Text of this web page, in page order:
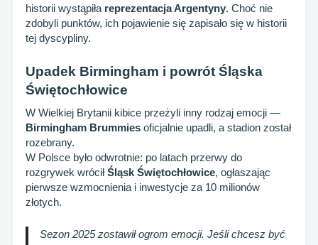
historii wystąpiła reprezentacja Argentyny. Choć nie
zdobyli punktów, ich pojawienie się zapisało się w historii
tej dyscypliny.
Upadek Birmingham i powrót Śląska
Świętochłowice
W Wielkiej Brytanii kibice przeżyli inny rodzaj emocji —
Birmingham Brummies oficjalnie upadli, a stadion został
rozebrany.
W Polsce było odwrotnie: po latach przerwy do
rozgrywek wróciłŚląsk Świętochłowice, ogłaszając
pierwsze wzmocnienia i inwestycje za 10 milionów
złotych.
Sezon 2025 zostawił ogrom emocji. Jeśli chcesz być